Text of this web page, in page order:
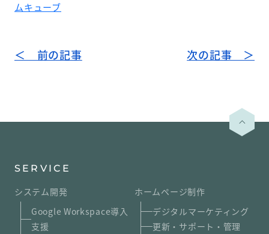
ムキューブ
＜ 前の記事 次の記事 ＞
SERVICE
システム開発
Google Workspace導入
支援
ホームページ制作
デジタルマーケティング
更新・サポート・管理